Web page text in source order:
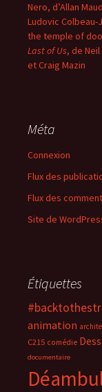
Nero, d’Allan
Ludovic Colbeau-
the temple of
Last of Us, de
et Craig Mazin
Méta
Connexion
Flux des
Flux des
Site de
Étiquettes
animation
C215 comédie
documentaire